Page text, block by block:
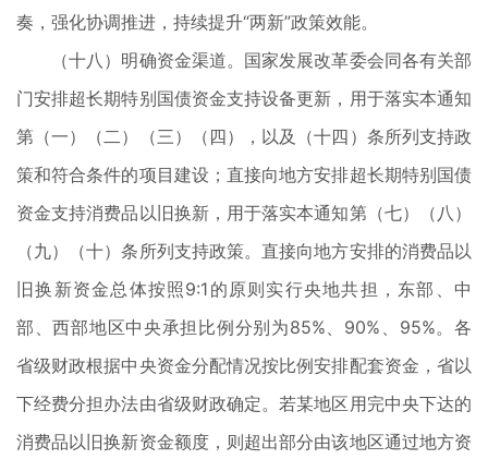
奏，强化协调推进，持续提升“两新”政策效能。
（十八）明确资金渠道。国家发展改革委会同各有关部
门安排超长期特别国债资金支持设备更新，用于落实本通知
第（一）（二）（三）（四），以及（十四）条所列支持政
策和符合条件的项目建设；直接向地方安排超长期特别国债
资金支持消费品以旧换新，用于落实本通知第（七）（八）
（九）（十）条所列支持政策。直接向地方安排的消费品以
旧换新资金总体按照9:1的原则实行央地共担，东部、中
部、西部地区中央承担比例分别为85%、90%、95%。各
省级财政根据中央资金分配情况按比例安排配套资金，省以
下经费分担办法由省级财政确定。若某地区用完中央下达的
消费品以旧换新资金额度，则超出部分由该地区通过地方资